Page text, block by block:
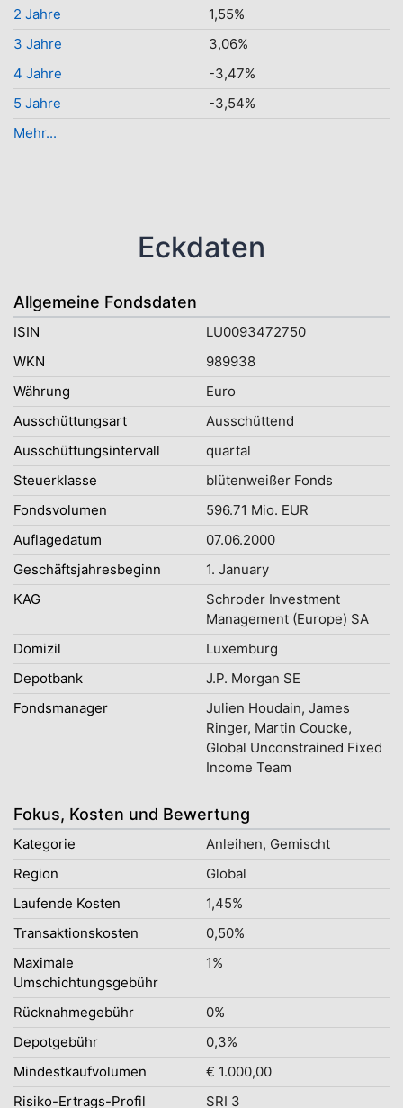
2 Jahre
1,55%
3 Jahre
3,06%
4 Jahre
-3,47%
5 Jahre
-3,54%
Mehr...
Eckdaten
Allgemeine Fondsdaten
ISIN
LU0093472750
WKN
989938
Währung
Euro
Ausschüttungsart
Ausschüttend
Ausschüttungsintervall
quartal
Steuerklasse
blütenweißer Fonds
Fondsvolumen
596.71 Mio. EUR
Auflagedatum
07.06.2000
Geschäftsjahresbeginn
1. January
KAG
Schroder Investment
Management (Europe) SA
Domizil
Luxemburg
Depotbank
J.P. Morgan SE
Fondsmanager
Julien Houdain, James
Ringer, Martin Coucke,
Global Unconstrained Fixed
Income Team
Fokus, Kosten und Bewertung
Kategorie
Anleihen, Gemischt
Region
Global
Laufende Kosten
1,45%
Transaktionskosten
0,50%
Maximale
Umschichtungsgebühr
1%
Rücknahmegebühr
0%
Depotgebühr
0,3%
Mindestkaufvolumen
€ 1.000,00
Risiko-Ertrags-Profil
SRI 3